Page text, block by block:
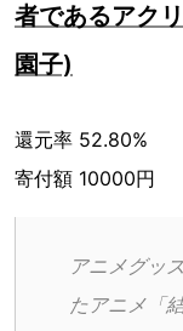
者であるアク
園子)
還元率 52.80%
寄付額 10000円
アニメグッ
たアニメ「